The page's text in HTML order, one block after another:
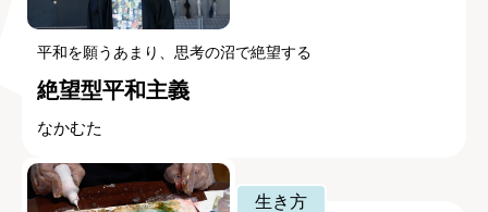
平和を願うあまり、思考の沼で絶望する
絶望型平和主義
なかむた
生き方